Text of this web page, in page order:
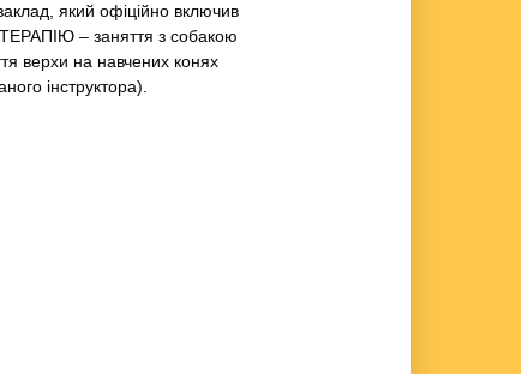
який офіційно включив
– заняття з собакою
верхи на навчених конях
інструктора).